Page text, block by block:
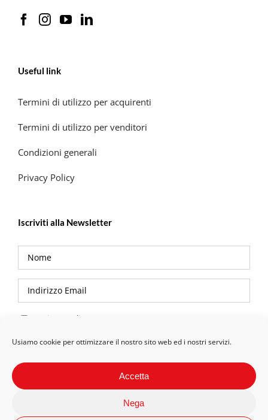
Usiamo cookie per ottimizzare il nostro sito web ed i nostri servizi.
Accetta
Nega
Useful link
Termini di utilizzo per acquirenti
Termini di utilizzo per venditori
Condizioni generali
Privacy Policy
Iscriviti alla Newsletter
Privacy Policy